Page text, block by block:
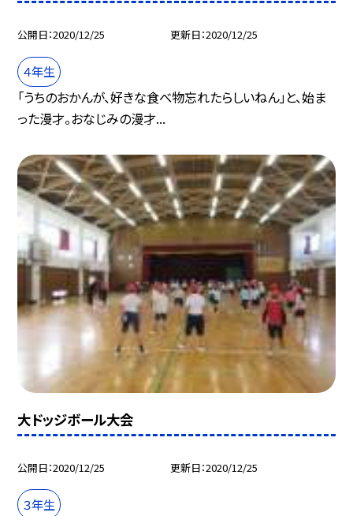
公開日 2020/12/25 更新日 2020/12/25
４年生
「うちのおかんが、好きな食べ物忘れたらしいねん」と、始ま
った漫才。おなじみの漫才...
大ドッジボール大会
公開日 2020/12/25 更新日 2020/12/25
３年生